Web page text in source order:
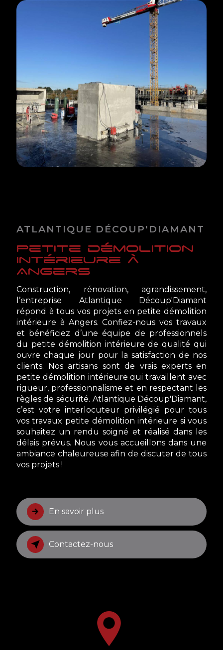
ATLANTIQUE DÉCOUP'DIAMANT
petite démolition
intérieure à
Angers
Construction, rénovation, agrandissement,
l’entreprise Atlantique Découp'Diamant
répond à tous vos projets en petite démolition
intérieure à Angers. Confiez-nous vos travaux
et bénéficiez d’une équipe de professionnels
du petite démolition intérieure de qualité qui
ouvre chaque jour pour la satisfaction de nos
clients. Nos artisans sont de vrais experts en
petite démolition intérieure qui travaillent avec
rigueur, professionnalisme et en respectant les
règles de sécurité. Atlantique Découp'Diamant,
c’est votre interlocuteur privilégié pour tous
vos travaux petite démolition intérieure si vous
souhaitez un rendu soigné et réalisé dans les
délais prévus. Nous vous accueillons dans une
ambiance chaleureuse afin de discuter de tous
vos projets !
En savoir plus
Contactez-nous